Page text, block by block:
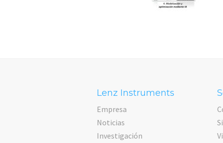
Lenz Instruments
Empresa
Noticias
Investigación